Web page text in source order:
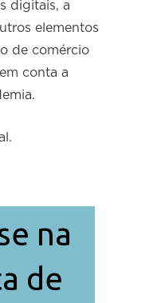
digitais, a
elementos
de comércio
conta a
na
de